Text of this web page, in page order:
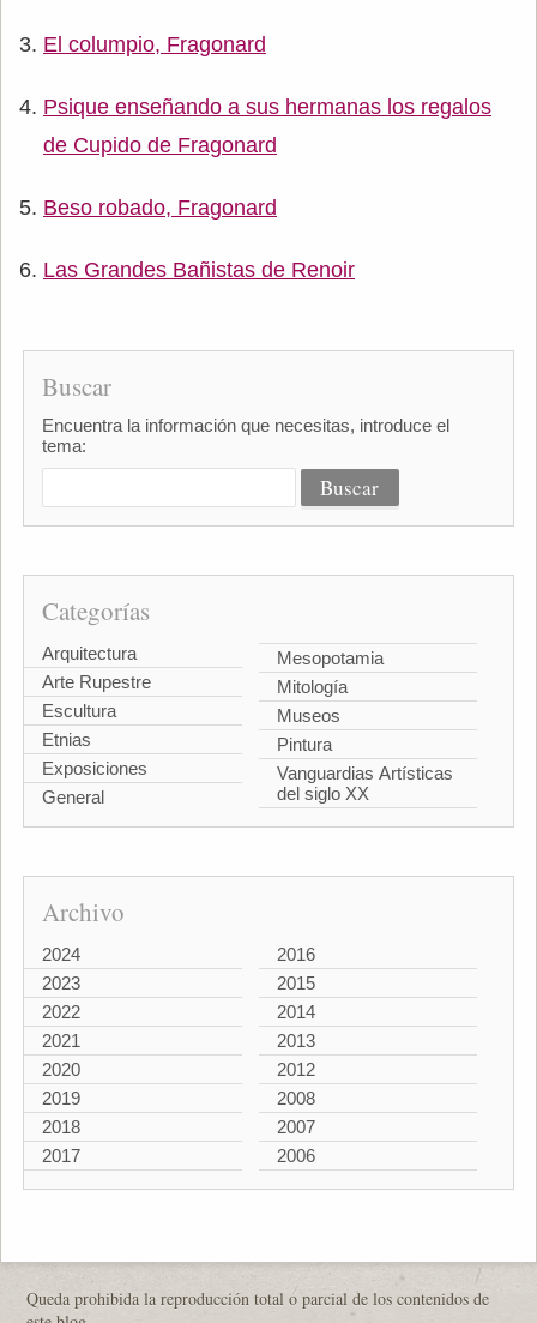
El columpio, Fragonard
Psique enseñando a sus hermanas los regalos
de Cupido de Fragonard
Beso robado, Fragonard
Las Grandes Bañistas de Renoir
Buscar
Encuentra la información que necesitas, introduce el
tema:
Categorías
Arquitectura
Arte Rupestre
Escultura
Etnias
Exposiciones
General
Mesopotamia
Mitología
Museos
Pintura
Vanguardias Artísticas
del siglo XX
Archivo
2024
2023
2022
2021
2020
2019
2018
2017
2016
2015
2014
2013
2012
2008
2007
2006
Queda prohibida la reproducción total o parcial de los contenidos de